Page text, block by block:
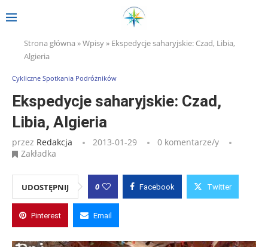
Strona główna »Wpisy» Ekspedycje saharyjskie: Czad, Libia,
Algieria
Cykliczne Spotkania Podróżników
Ekspedycje saharyjskie: Czad,
Libia, Algieria
przez Redakcja 2013-01-29
0 komentarze/y
Zakładka
UDOSTĘPNIJ 0 Facebook Twitter
Pinterest Email